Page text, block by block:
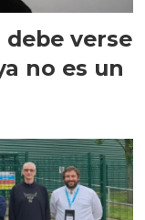
verse
no es un